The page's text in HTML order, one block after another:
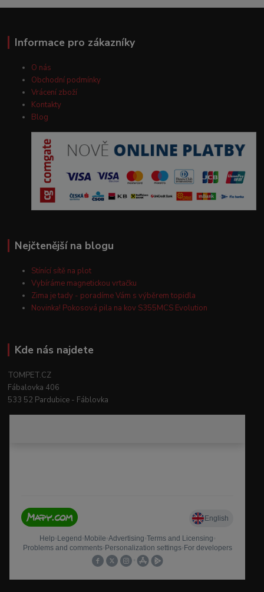
Informace pro zákazníky
O nás
Obchodní podmínky
Vrácení zboží
Kontakty
Blog
Nejčtenější na blogu
Stínící sítě na plot
Vybíráme magnetickou vrtačku
Zima je tady - poradíme Vám s výběrem topidla
Novinka! Pokosová pila na kov S355MCS Evolution
Kde nás najdete
TOMPET.CZ
Fábalovka 406
533 52 Pardubice - Fáblovka